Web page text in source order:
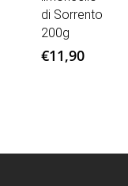
di Sorrento
200g
€11,90